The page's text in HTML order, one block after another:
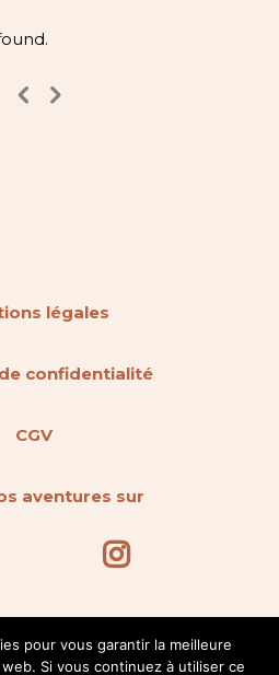
légales
confidentialité
CGV
aventures sur
pour vous garantir la meilleure
Si vous continuez à utiliser ce